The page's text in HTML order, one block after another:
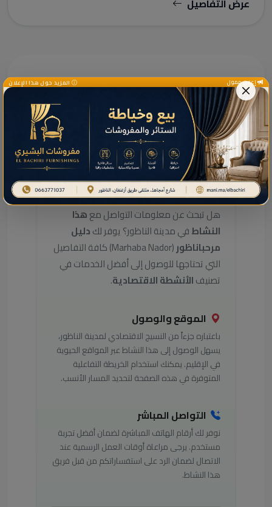
دليل الخدمات ومعلومات إضافية
دليل خدمات هذا النشاط
بالناظور
هل تبحث عن معلومات التواصل معهذا
النشاطفي مدينة الناظور؟ يوفر لكدليل
مرحباناظور
(Marhaba Nador) كافة التفاصيل
التي تحتاجها للوصول إلى أفضل الخدمات في
تصنيفالأنشطة الاقتصادية.
الموقع والوصول
باعتباره جزءاً من النسيج الاقتصادي لمدينة الناظور،
يسهل الوصول إلى هذا النشاط عبر المواقع الحيوية
في الإقليم. يمكنك استخدام الخريطة التفاعلية
المتوفرة في هذه الصفحة لتحديد المسار الأنسب.
التواصل المباشر
نوفر لك أرقام الهاتف المباشرة لضمان أفضل تجربة
مستخدم. يرجى مراعاة أوقات العمل الرسمية عند
الاتصال لضمان الرد على استفساراتكم من قبل فريق
هذا النشاط.
إعلان ممول المزيد حول هذا الإعلان